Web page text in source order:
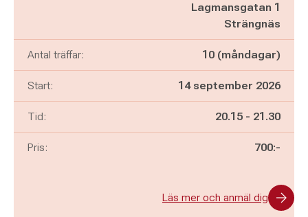
Lagmansgatan 1
Strängnäs
Antal träffar: 10 (måndagar)
Start: 14 september 2026
Tid: Pågår mellan
20.15 - och
21.30
Pris: 700:-
Läs mer och anmäl dig